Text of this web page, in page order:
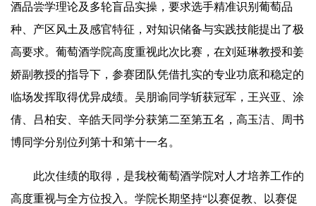
酒品尝学理论及多轮盲品实操，要求选手精准识别葡萄品
种、产区风土及感官特征，对知识储备与实践技能提出了极
高要求。葡萄酒学院高度重视此次比赛，在刘延琳教授和姜
娇副教授的指导下，参赛团队凭借扎实的专业功底和稳定的
临场发挥取得优异成绩。吴朋谕同学斩获冠军，王兴亚、涂
倩、吕柏安、辛皓天同学分获第二至第五名，高玉洁、周书
博同学分别位列第十和第十一名。
此次佳绩的取得，是我校葡萄酒学院对人才培养工作的
高度重视与全方位投入。学院长期坚持“以赛促教、以赛促